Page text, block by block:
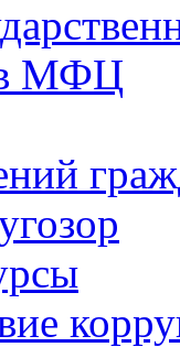
в МФЦ